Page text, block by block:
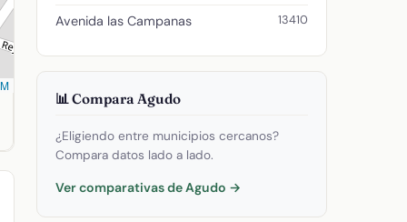
Código postal: 13410.
Avenida las Campanas 13410
📊 Compara Agudo
¿Eligiendo entre municipios cercanos?
Compara datos lado a lado.
Ver comparativas de Agudo →